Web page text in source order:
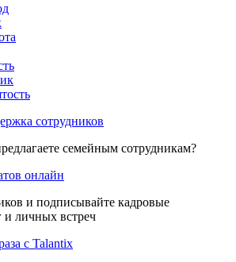
сотрудников
семейным сотрудникам?
онлайн
и подписывайте кадровые
и личных встреч
с Talantix